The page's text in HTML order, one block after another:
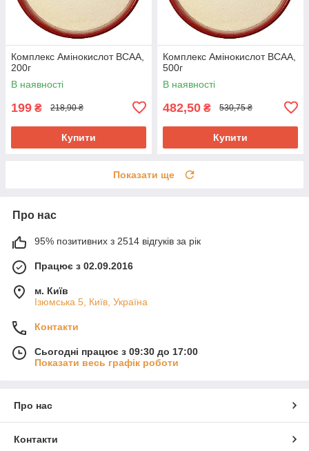
Комплекс Амінокислот ВСАА,
200г
В наявності
199 ₴ 218,90 ₴
Купити
Комплекс Амінокислот ВСАА,
500г
В наявності
482,50 ₴ 530,75 ₴
Купити
Показати ще
Про нас
95% позитивних з 2514 відгуків за рік
Працює з 02.09.2016
м. Київ
Ізюмська 5, Київ, Україна
Контакти
Сьогодні працює з 09:30 до 17:00
Показати весь графік роботи
Про нас
Контакти